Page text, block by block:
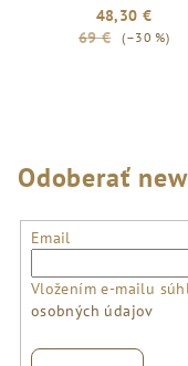
48,30 €
69 €
(–30 %)
Odoberať
Email
Vložením e-mailu
osobných údajov